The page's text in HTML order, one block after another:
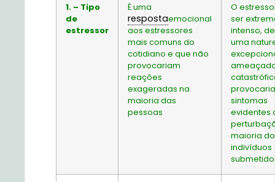
1. – Tipo
de
estressor
É uma
respostaemocional
aos estressores
mais comuns do
cotidiano e que não
provocariam
reações
exageradas na
maioria das
pessoas
O
ser
intenso,
uma
provocaria
sintomas
evidentes
maioria
indivíduos